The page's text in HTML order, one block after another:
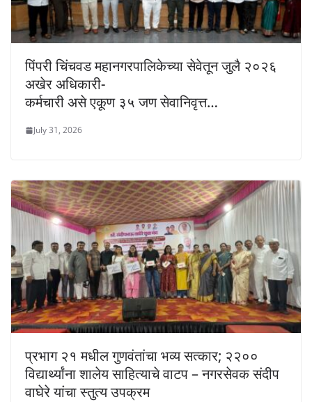
पिंपरी चिंचवड महानगरपालिकेच्या सेवेतून जुलै २०२६
अखेर अधिकारी-
कर्मचारी असे एकूण ३५ जण सेवानिवृत्त…
July 31, 2026
प्रभाग २१ मधील गुणवंतांचा भव्य सत्कार; २२००
विद्यार्थ्यांना शालेय साहित्याचे वाटप – नगरसेवक संदीप
वाघेरे यांचा स्तुत्य उपक्रम